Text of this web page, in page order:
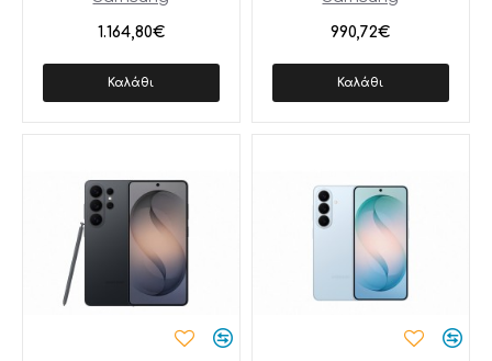
1.164,80€
Καλάθι
990,72€
Καλάθι